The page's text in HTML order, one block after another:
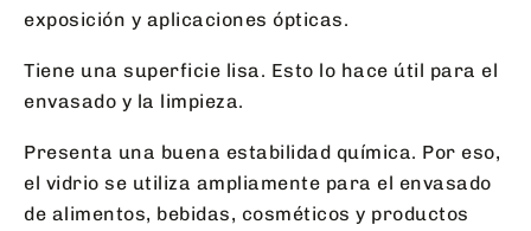
exposición y aplicaciones ópticas.
Tiene una superficie lisa. Esto lo hace útil para el
envasado y la limpieza.
Presenta una buena estabilidad química. Por eso,
el vidrio se utiliza ampliamente para el envasado
de alimentos, bebidas, cosméticos y productos